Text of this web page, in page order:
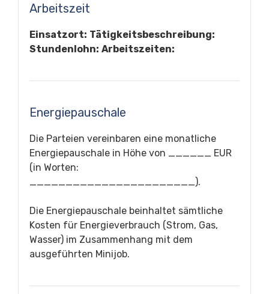
Arbeitszeit
Einsatzort: Tätigkeitsbeschreibung:
Stundenlohn: Arbeitszeiten:
Energiepauschale
Die Parteien vereinbaren eine monatliche
Energiepauschale in Höhe von ______ EUR
(in Worten:
_______________________).
Die Energiepauschale beinhaltet sämtliche
Kosten für Energieverbrauch (Strom, Gas,
Wasser) im Zusammenhang mit dem
ausgeführten Minijob.